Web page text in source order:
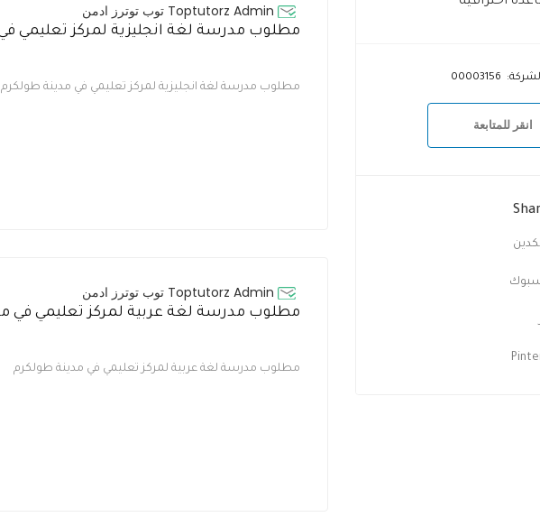
00003156
انقر للمتابعة
Toptutorz Admin توب توترز ادمن
مطلوب مدرسة لغة انجليزية لمركز تعليمي في مدينة طولكرم
Toptutorz Admin توب توترز ادمن
مطلوب مدرسة لغة عربية لمركز تعليمي في مدينة طولكرم